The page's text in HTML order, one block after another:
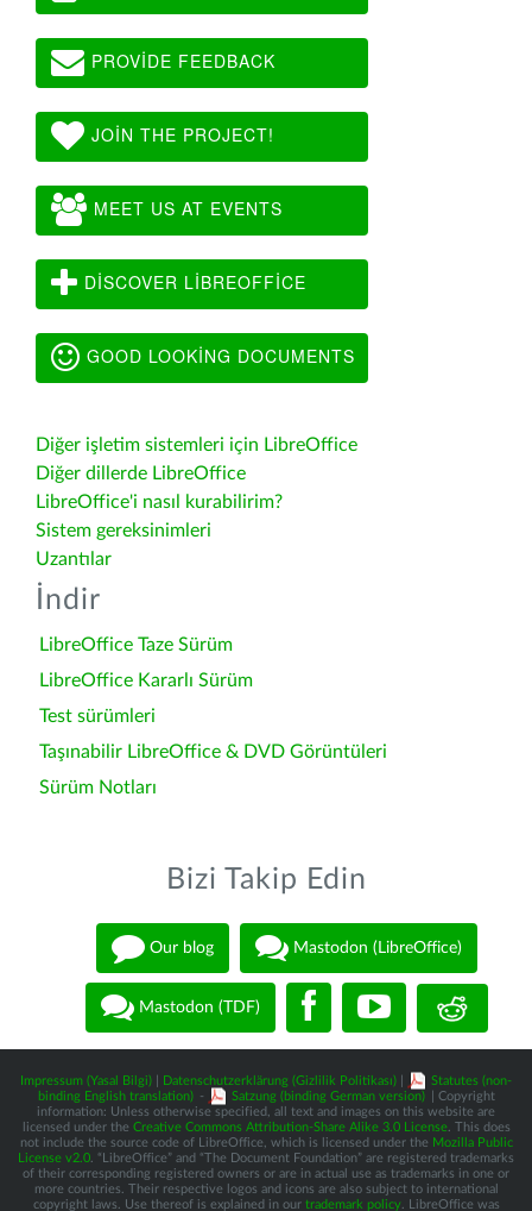
PROVIDE FEEDBACK
JOIN THE PROJECT!
MEET US AT EVENTS
DISCOVER LIBREOFFICE
GOOD LOOKING DOCUMENTS
Diğer işletim sistemleri için LibreOffice
Diğer dillerde LibreOffice
LibreOffice'i nasıl kurabilirim?
Sistem gereksinimleri
Uzantılar
İndir
LibreOffice Taze Sürüm
LibreOffice Kararlı Sürüm
Test sürümleri
Taşınabilir LibreOffice & DVD Görüntüleri
Sürüm Notları
Bizi Takip Edin
Our blog Mastodon (LibreOffice)
Mastodon (TDF)
Impressum (Yasal Bilgi) Datenschutzerklärung (Gizlilik Politikası)
Statutes (non-
binding English translation) - Satzung (binding German version)
| Copyright
information: Unless otherwise specified, all text and images on this website are
licensed under the Creative Commons Attribution-Share Alike 3.0 License. This does
not include the source code of LibreOffice, which is licensed under the Mozilla Public
License v2.0 . “LibreOffice” and “The Document Foundation” are registered trademarks
of their corresponding registered owners or are in actual use as trademarks in one or
more countries. Their respective logos and icons are also subject to international
copyright laws. Use thereof is explained in our trademark policy. LibreOffice was